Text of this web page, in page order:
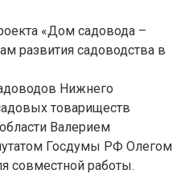
«Дом садовода –
развития садоводства в
Нижнего
товариществ
Валерием
Госдумы РФ Олегом
совместной работы.